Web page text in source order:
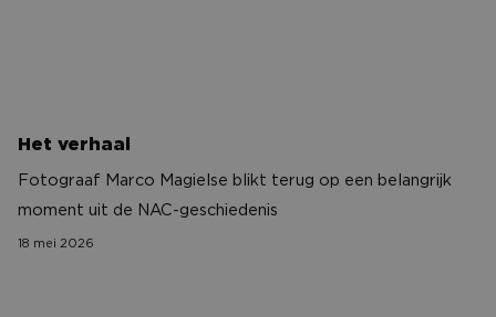
Het verhaal
Fotograaf Marco Magielse blikt terug op een belangrijk
moment uit de NAC-geschiedenis
18 mei 2026